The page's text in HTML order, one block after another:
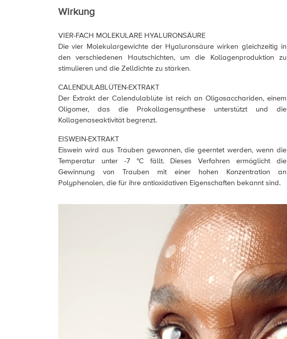
Wirkung
VIER-FACH MOLEKULARE HYALURONSÄURE
Die vier Molekulargewichte der Hyaluronsäure wirken gleichzeitig in
den verschiedenen Hautschichten, um die Kollagenproduktion zu
stimulieren und die Zelldichte zu stärken.
CALENDULABLÜTEN-EXTRAKT
Der Extrakt der Calendulablüte ist reich an Oligosacchariden, einem
Oligomer, das die Prokollagensynthese unterstützt und die
Kollagenaseaktivität begrenzt.
EISWEIN-EXTRAKT
Eiswein wird aus Trauben gewonnen, die geerntet werden, wenn die
Temperatur unter -7 °C fällt. Dieses Verfahren ermöglicht die
Gewinnung von Trauben mit einer hohen Konzentration an
Polyphenolen, die für ihre antioxidativen Eigenschaften bekannt sind.